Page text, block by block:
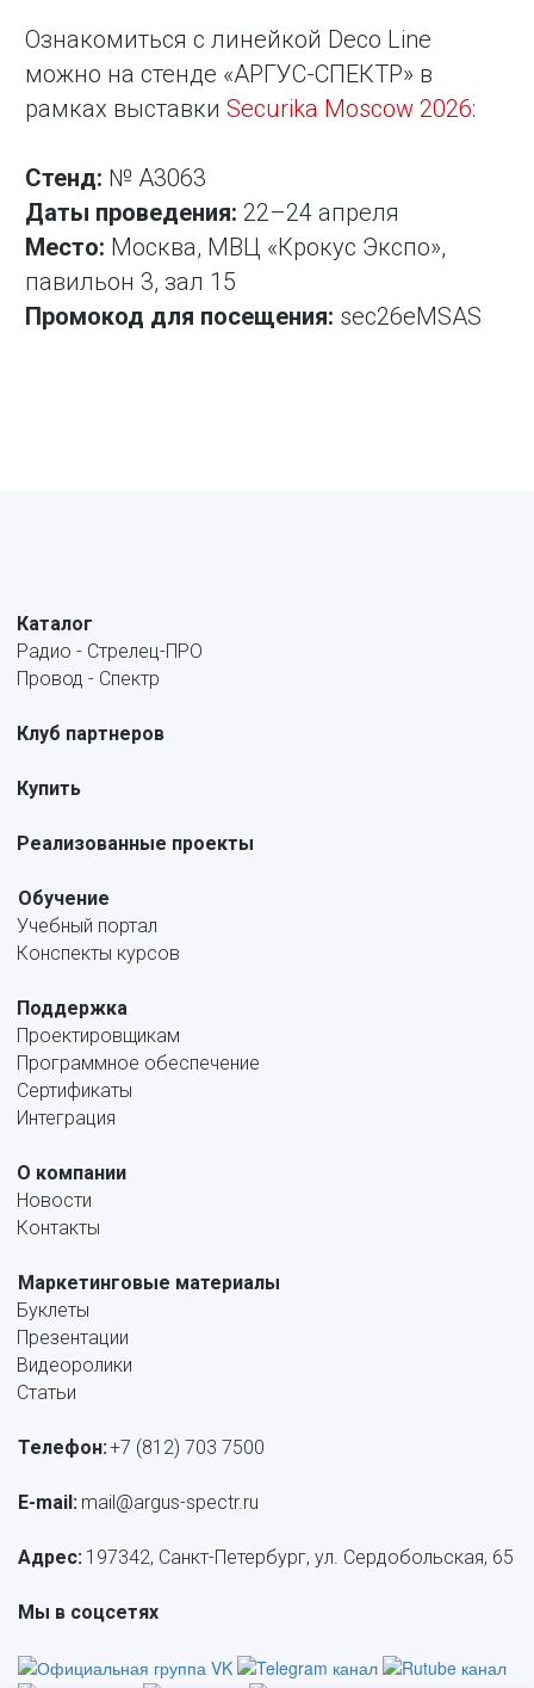
Ознакомиться с линейкой Deco Line
можно на стенде «АРГУС-СПЕКТР» в
рамках выставки Securika Moscow 2026:
Стенд: № А3063
Даты проведения: 22–24 апреля
Место: Москва, МВЦ «Крокус Экспо»,
павильон 3, зал 15
Промокод для посещения: sec26eMSAS
Каталог
Радио - Стрелец-ПРО
Провод - Спектр
Клуб партнеров
Купить
Реализованные проекты
Обучение
Учебный портал
Конспекты курсов
Поддержка
Проектировщикам
Программное обеспечение
Сертификаты
Интеграция
О компании
Новости
Контакты
Маркетинговые материалы
Буклеты
Презентации
Видеоролики
Статьи
Телефон:+7 (812) 703 7500
E-mail: mail@argus-spectr.ru
Адрес: 197342, Санкт-Петербург, ул. Сердобольская, 65
Мы в соцсетях